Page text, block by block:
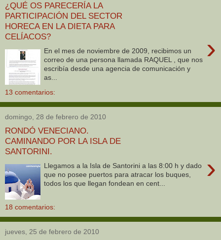
¿QUÉ OS PARECERÍA LA
PARTICIPACIÓN DEL SECTOR
HORECA EN LA DIETA PARA
CELÍACOS?
›
En el mes de noviembre de 2009, recibimos un
correo de una persona llamada RAQUEL , que nos
escribía desde una agencia de comunicación y
as...
13 comentarios:
domingo, 28 de febrero de 2010
RONDÓ VENECIANO.
CAMINANDO POR LA ISLA DE
SANTORINI.
›
Llegamos a la Isla de Santorini a las 8:00 h y dado
que no posee puertos para atracar los buques,
todos los que llegan fondean en cent...
18 comentarios:
jueves, 25 de febrero de 2010